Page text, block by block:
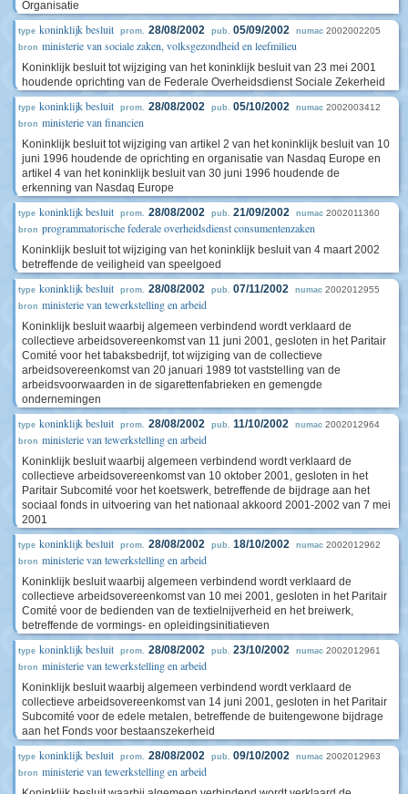
Organisatie
type koninklijk besluit prom. 28/08/2002 pub. 05/09/2002 numac 2002002205
bron ministerie van sociale zaken, volksgezondheid en leefmilieu
Koninklijk besluit tot wijziging van het koninklijk besluit van 23 mei 2001
houdende oprichting van de Federale Overheidsdienst Sociale Zekerheid
type koninklijk besluit prom. 28/08/2002 pub. 05/10/2002 numac 2002003412
bron ministerie van financien
Koninklijk besluit tot wijziging van artikel 2 van het koninklijk besluit van 10
juni 1996 houdende de oprichting en organisatie van Nasdaq Europe en
artikel 4 van het koninklijk besluit van 30 juni 1996 houdende de
erkenning van Nasdaq Europe
type koninklijk besluit prom. 28/08/2002 pub. 21/09/2002 numac 2002011360
bron programmatorische federale overheidsdienst consumentenzaken
Koninklijk besluit tot wijziging van het koninklijk besluit van 4 maart 2002
betreffende de veiligheid van speelgoed
type koninklijk besluit prom. 28/08/2002 pub. 07/11/2002 numac 2002012955
bron ministerie van tewerkstelling en arbeid
Koninklijk besluit waarbij algemeen verbindend wordt verklaard de
collectieve arbeidsovereenkomst van 11 juni 2001, gesloten in het Paritair
Comité voor het tabaksbedrijf, tot wijziging van de collectieve
arbeidsovereenkomst van 20 januari 1989 tot vaststelling van de
arbeidsvoorwaarden in de sigarettenfabrieken en gemengde
ondernemingen
type koninklijk besluit prom. 28/08/2002 pub. 11/10/2002 numac 2002012964
bron ministerie van tewerkstelling en arbeid
Koninklijk besluit waarbij algemeen verbindend wordt verklaard de
collectieve arbeidsovereenkomst van 10 oktober 2001, gesloten in het
Paritair Subcomité voor het koetswerk, betreffende de bijdrage aan het
sociaal fonds in uitvoering van het nationaal akkoord 2001-2002 van 7 mei
2001
type koninklijk besluit prom. 28/08/2002 pub. 18/10/2002 numac 2002012962
bron ministerie van tewerkstelling en arbeid
Koninklijk besluit waarbij algemeen verbindend wordt verklaard de
collectieve arbeidsovereenkomst van 10 mei 2001, gesloten in het Paritair
Comité voor de bedienden van de textielnijverheid en het breiwerk,
betreffende de vormings- en opleidingsinitiatieven
type koninklijk besluit prom. 28/08/2002 pub. 23/10/2002 numac 2002012961
bron ministerie van tewerkstelling en arbeid
Koninklijk besluit waarbij algemeen verbindend wordt verklaard de
collectieve arbeidsovereenkomst van 14 juni 2001, gesloten in het Paritair
Subcomité voor de edele metalen, betreffende de buitengewone bijdrage
aan het Fonds voor bestaanszekerheid
type koninklijk besluit prom. 28/08/2002 pub. 09/10/2002 numac 2002012963
bron ministerie van tewerkstelling en arbeid